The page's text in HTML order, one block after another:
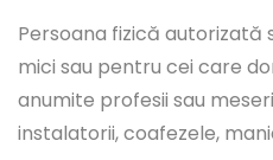
Persoana fizică
mici sau pentru cei care
anumite profesii sau
instalatorii, coafezele,